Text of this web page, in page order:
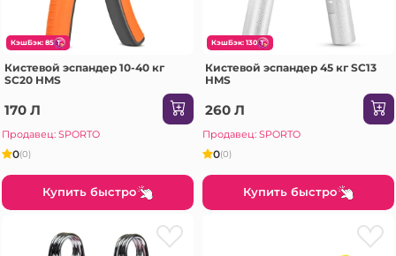
КэшБэк: 85
Кистевой эспандер 10-40 кг
SC20 HMS
170 Л
Продавец: SPORTO
0(0)
Купить быстро
КэшБэк: 130
Кистевой эспандер 45 кг SC13
HMS
260 Л
Продавец: SPORTO
0(0)
Купить быстро